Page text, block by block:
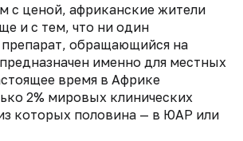
с ценой, африканские жители
и с тем, что ни один
обращающийся на
именно для местных
время в Африке
2% мировых клинических
которых половина — в ЮАР или